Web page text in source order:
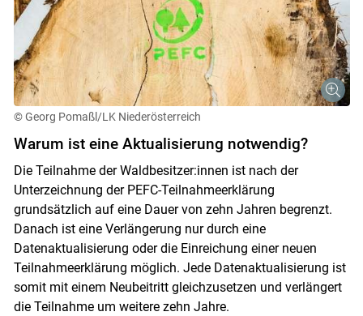
Skip to main content
© Georg Pomaßl/LK Niederösterreich
Warum ist eine Aktualisierung notwendig?
Die Teilnahme der Waldbesitzer:innen ist nach der
Unterzeichnung der PEFC-Teilnahmeerklärung
grundsätzlich auf eine Dauer von zehn Jahren begrenzt.
Danach ist eine Verlängerung nur durch eine
Datenaktualisierung oder die Einreichung einer neuen
Teilnahmeerklärung möglich. Jede Datenaktualisierung ist
somit mit einem Neubeitritt gleichzusetzen und verlängert
die Teilnahme um weitere zehn Jahre.